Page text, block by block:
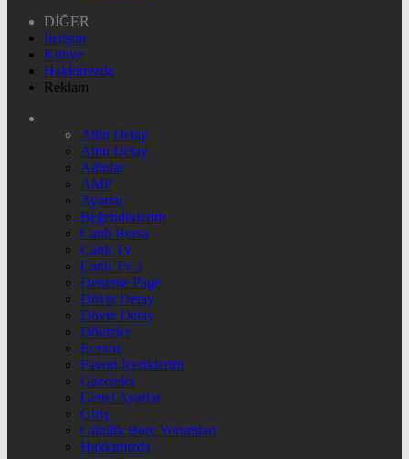
DİĞER
İletişim
Künye
Hakkımızda
Reklam
Altın Detay
Altın Detay
Altınlar
AMP
Ayarlar
Beğendiklerim
Canlı Borsa
Canlı Tv
Canlı Tv 2
Deneme Page
Döviz Detay
Döviz Detay
Dövizler
Eczane
Favori İçeriklerim
Gazeteler
Genel Ayarlar
Giriş
Günlük Burç Yorumları
Hakkımızda